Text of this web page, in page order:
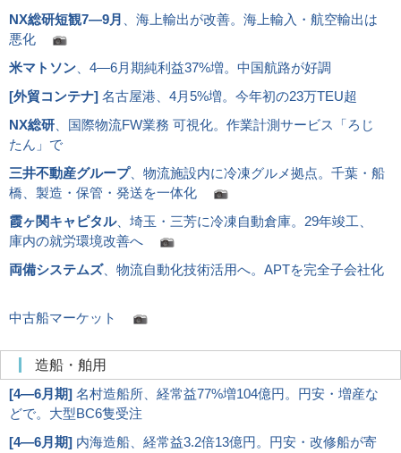
NX総研短観7―9月
、海上輸出が改善。海上輸入・航空輸出は
悪化
米マトソン 、4―6月期純利益37%増。中国航路が好調
[外貿コンテナ] 名古屋港、4月5%増。今年初の23万TEU超
NX総研 、国際物流FW業務 可視化。作業計測サービス「ろじ
たん」で
三井不動産グループ、物流施設内に冷凍グルメ拠点。千葉・船
橋、製造・保管・発送を一体化
霞ヶ関キャピタル、埼玉・三芳に冷凍自動倉庫。29年竣工、
庫内の就労環境改善へ
両備システムズ、物流自動化技術活用へ。APTを完全子会社化
中古船マーケット
造船・舶用
[4―6月期] 名村造船所、経常益77%増104億円。円安・増産な
どで。大型BC6隻受注
[4―6月期] 内海造船、経常益3.2倍13億円。円安・改修船が寄